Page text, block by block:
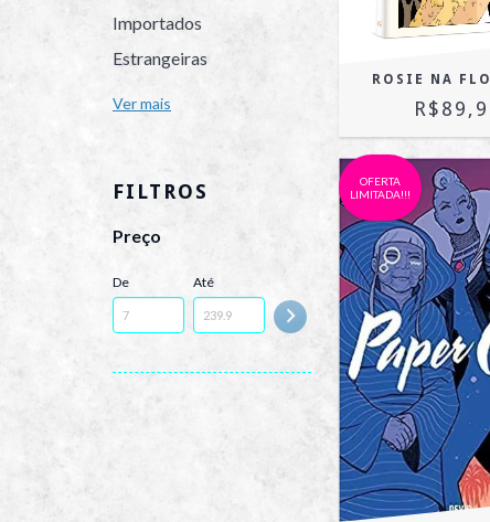
Importados
Estrangeiras
Ver mais
FILTROS
Preço
De Até
ROSIE NA
OFERTA
LIMITADA!!!